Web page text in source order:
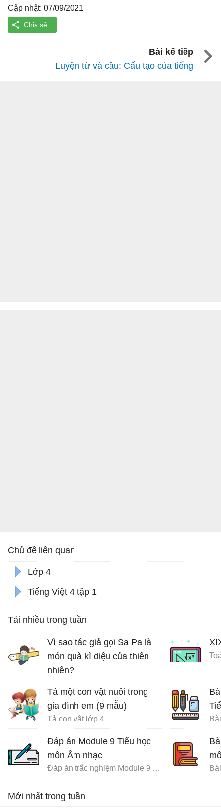
Cập nhật: 07/09/2021
Bài kế tiếp
Luyện từ và câu: Cấu tạo của tiếng
Chủ đề liên quan
Lớp 4
Tiếng Việt 4 tập 1
Tải nhiều trong tuần
Vì sao tác giả gọi Sa Pa là
món quà kì diệu của thiên
nhiên?
Tả một con vật nuôi trong
gia đình em (9 mẫu)
Tả con vật lớp 4
Đáp án Module 9 Tiểu học
môn Âm nhạc
Đáp án trắc nghiệm Module 9 Tiểu học
Mới nhất trong tuần